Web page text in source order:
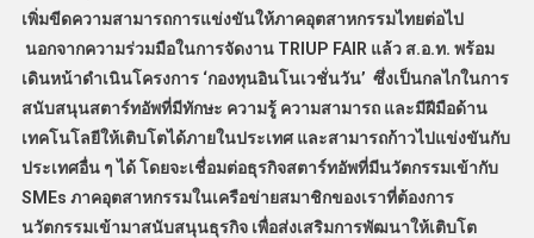
เพิ่มขีดความสามารถการแข่งขันให้ภาคอุตสาหกรรมไทยต่อไป
นอกจากความร่วมมือในการจัดงาน TRIUP FAIR แล้ว ส.อ.ท. พร้อม
เดินหน้าดำเนินโครงการ ‘กองทุนอินโนเวชั่นวัน’ ซึ่งเป็นกลไกในการ
สนับสนุนสตาร์ทอัพที่มีทักษะ ความรู้ ความสามารถ และมีฝีมือด้าน
เทคโนโลยีให้เติบโตได้ภายในประเทศ และสามารถก้าวไปแข่งขันกับ
ประเทศอื่น ๆ ได้ โดยจะเชื่อมต่อธุรกิจสตาร์ทอัพที่มีนวัตกรรมเข้ากับ
SMEs ภาคอุตสาหกรรมในเครือข่ายสมาชิกของเราที่ต้องการ
นวัตกรรมเข้ามาสนับสนุนธุรกิจ เพื่อส่งเสริมการพัฒนาให้เติบโต